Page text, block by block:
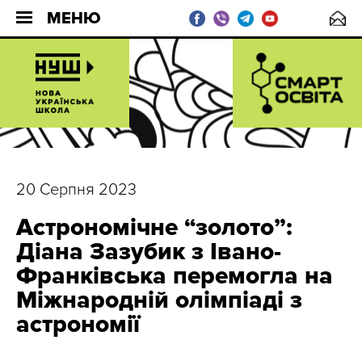
МЕНЮ
20 Серпня 2023
Астрономічне “золото”:
Діана Зазубик з Івано-
Франківська перемогла на
Міжнародній олімпіаді з
астрономії